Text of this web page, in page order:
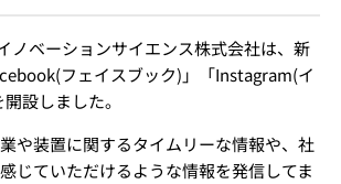
ノベーションサイエンス株式会社は、新
フェイスブック)」「Instagram(イ
設しました。
や装置に関するタイムリーな情報や、社
じていただけるような情報を発信してま